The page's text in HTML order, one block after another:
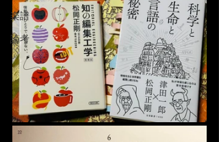
楽譜
論考